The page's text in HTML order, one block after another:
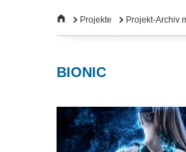
Projekte Projekt-Archiv
BIONIC